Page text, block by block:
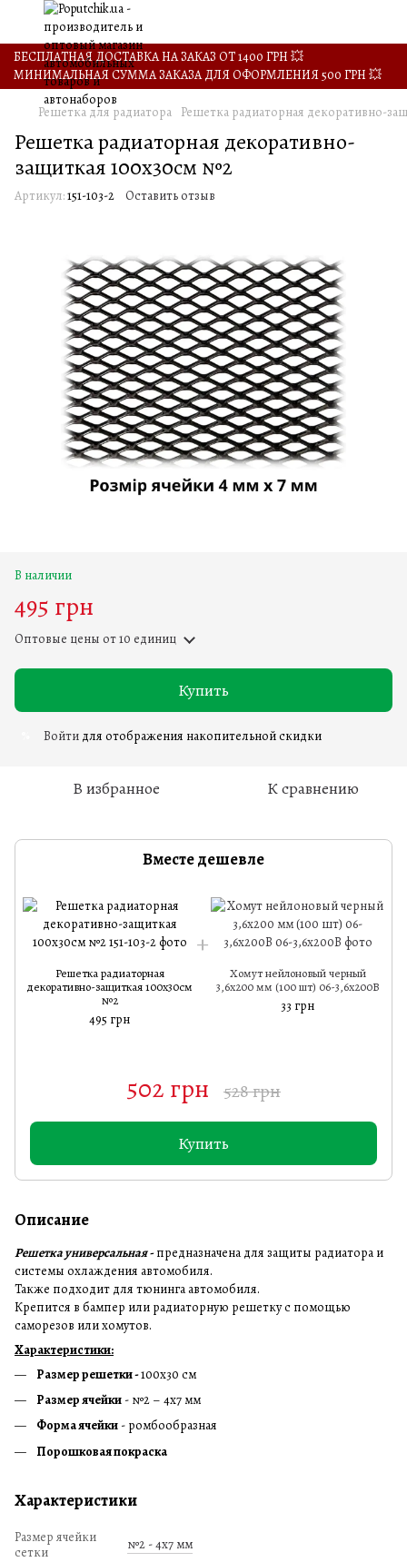
БЕСПЛАТНАЯ ДОСТАВКА НА ЗАКАЗ ОТ 1400 ГРН 💥
МИНИМАЛЬНАЯ СУММА ЗАКАЗА ДЛЯ ОФОРМЛЕНИЯ 500 ГРН 💥
Решетка для радиатора Решетка радиаторная декоративно-
Решетка радиаторная декоративно-
защиткая 100х30см №2
Артикул:151-103-2 Оставить отзыв
В наличии
495 грн
Оптовые цены от 10 единиц
Купить
Войти для отображения накопительной скидки
В избранное К сравнению
Вместе дешевле
Решетка радиаторная
декоративно-защиткая 100х30см
№2
495 грн
Хомут нейлоновый черный
3,6х200 мм (100 шт) 06-3,6х200B
33 грн
502 грн 528 грн
Купить
Описание
Решетка универсальная -предназначена для защиты радиатора и
системы охлаждения автомобиля.
Также подходит для тюнинга автомобиля.
Крепится в бампер или радиаторную решетку с помощью
саморезов или хомутов.
Характеристики:
Размер решетки -100х30 см
Размер ячейки - №2 – 4х7 мм
Форма ячейки - ромбообразная
Порошковая покраска
Характеристики
Размер ячейки
сетки
№2 - 4х7 мм